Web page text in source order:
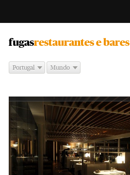
fugas -
restaurantes e bares
Portugal Mundo